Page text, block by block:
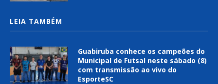
LEIA TAMBÉM
Guabiruba conhece os campeões do
Municipal de Futsal neste sábado (8)
com transmissão ao vivo do
EsporteSC